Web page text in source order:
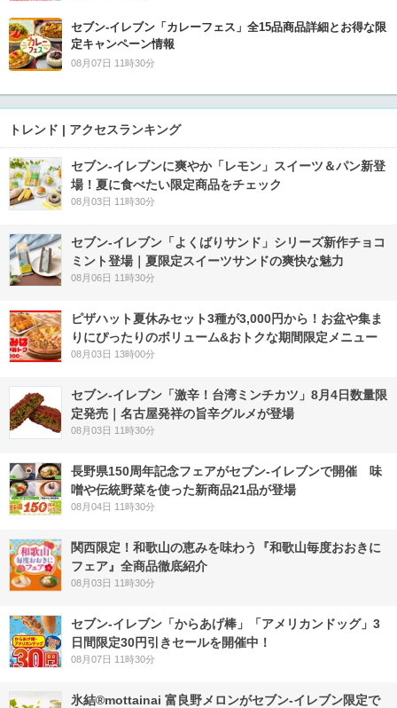
セブン‐イレブン「カレーフェス」全15品商品詳細とお得な限
定キャンペーン情報
08月07日 11時30分
トレンド | アクセスランキング
セブン‐イレブンに爽やか「レモン」スイーツ＆パン新登
場！夏に食べたい限定商品をチェック
08月03日 11時30分
セブン‐イレブン「よくばりサンド」シリーズ新作チョコ
ミント登場｜夏限定スイーツサンドの爽快な魅力
08月06日 11時30分
ピザハット夏休みセット3種が3,000円から！お盆や集ま
りにぴったりのボリューム&おトクな期間限定メニュー
08月03日 13時00分
セブン-イレブン「激辛！台湾ミンチカツ」8月4日数量限
定発売｜名古屋発祥の旨辛グルメが登場
08月03日 11時30分
長野県150周年記念フェアがセブン-イレブンで開催 味
噌や伝統野菜を使った新商品21品が登場
08月04日 11時30分
関西限定！和歌山の恵みを味わう『和歌山毎度おおきに
フェア』全商品徹底紹介
08月03日 11時30分
セブン‐イレブン「からあげ棒」「アメリカンドッグ」3
日間限定30円引きセールを開催中！
08月07日 11時30分
氷結®mottainai 富良野メロンがセブン‐イレブン限定で